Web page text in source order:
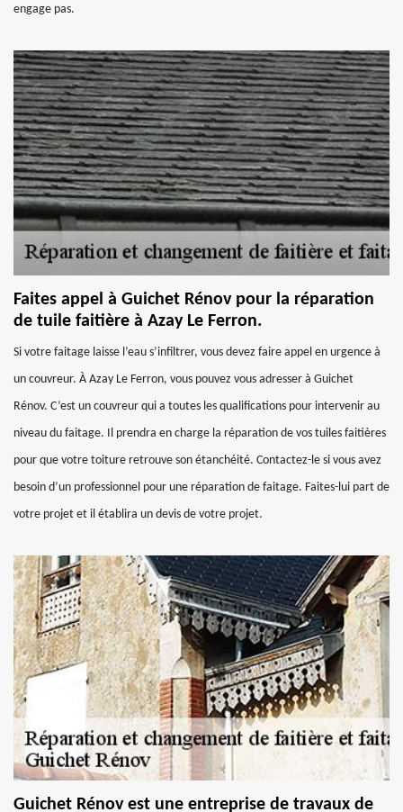
engage pas.
Faites appel à Guichet Rénov pour la réparation
de tuile faitière à Azay Le Ferron.
Si votre faitage laisse l’eau s’infiltrer, vous devez faire appel en urgence à
un couvreur. À Azay Le Ferron, vous pouvez vous adresser à Guichet
Rénov. C’est un couvreur qui a toutes les qualifications pour intervenir au
niveau du faitage. Il prendra en charge la réparation de vos tuiles faitières
pour que votre toiture retrouve son étanchéité. Contactez-le si vous avez
besoin d’un professionnel pour une réparation de faitage. Faites-lui part de
votre projet et il établira un devis de votre projet.
Guichet Rénov est une entreprise de travaux de